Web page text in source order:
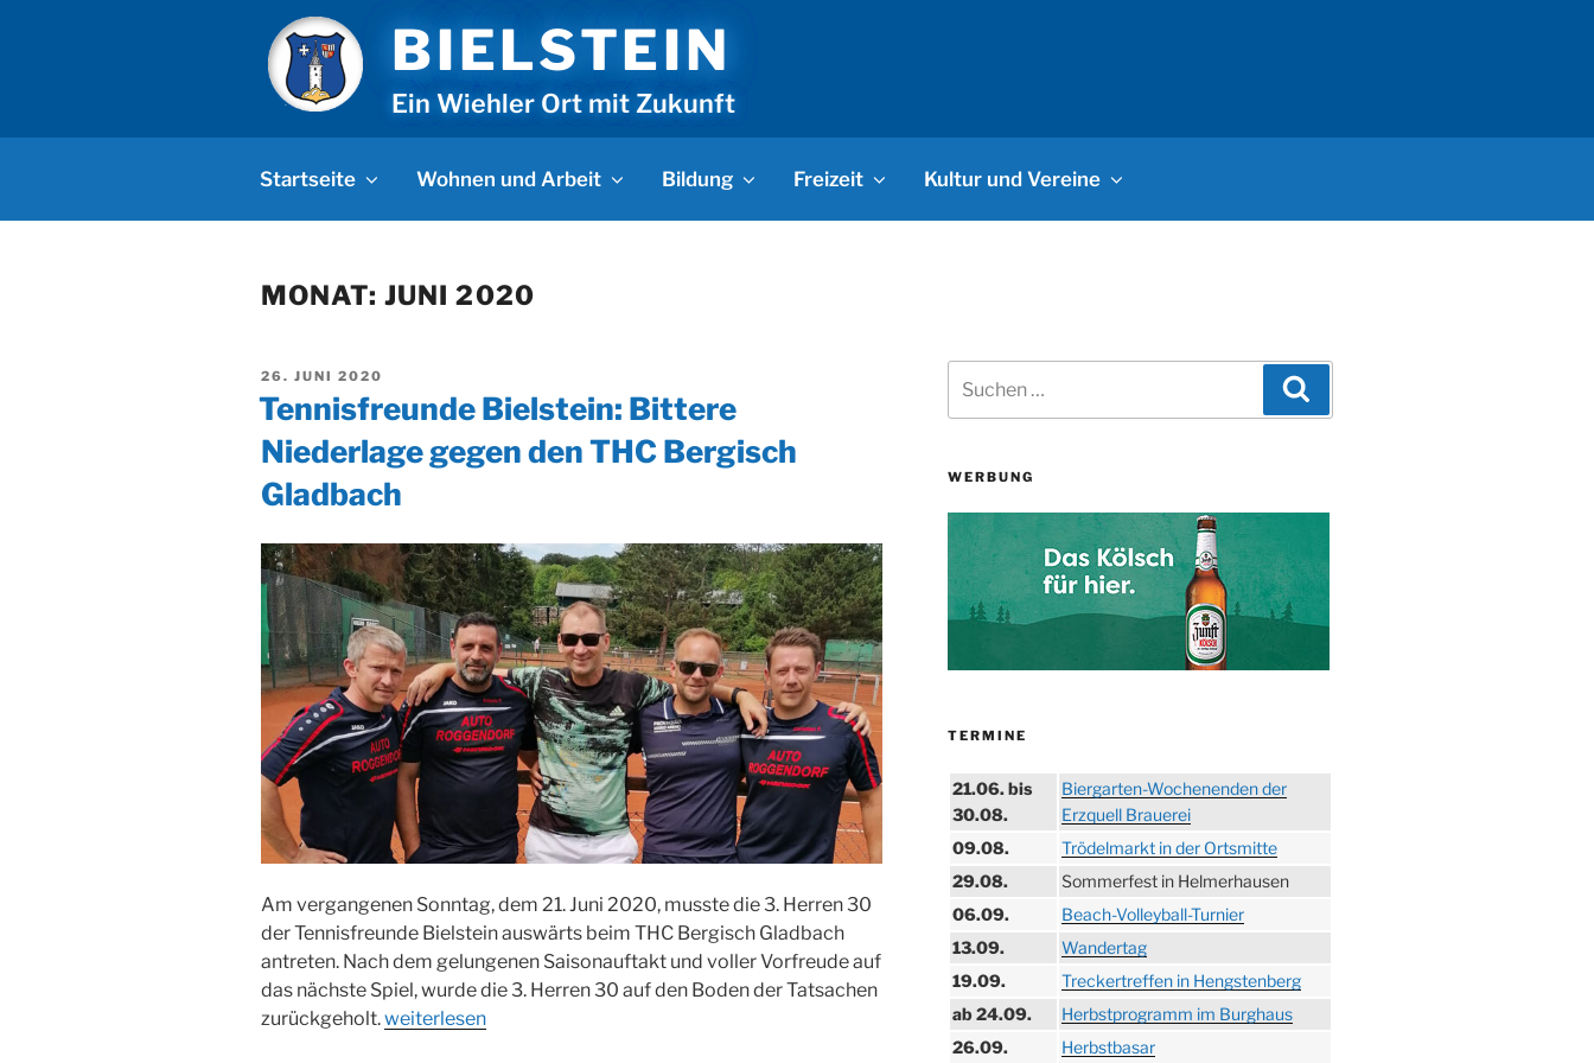
BIELSTEIN
Ein Wiehler Ort mit Zukunft
Startseite Wohnen und Arbeit Bildung Freizeit Kultur und Vereine
MONAT: JUNI 2020
VERÖFFENTLICHT
AM
26. JUNI 2020
Tennisfreunde Bielstein: Bittere
Niederlage gegen den THC Bergisch
Gladbach
Am vergangenen Sonntag, dem 21. Juni 2020, musste die 3. Herren 30
der Tennisfreunde Bielstein auswärts beim THC Bergisch Gladbach
antreten. Nach dem gelungenen Saisonauftakt und voller Vorfreude auf
das nächste Spiel, wurde die 3. Herren 30 auf den Boden der Tatsachen
zurückgeholt.„Tennisfreunde
weiterlesen
nach:
WERBUNG
TERMINE
21.06. bis
30.08.
Biergarten-Wochenenden der
Erzquell Brauerei
09.08.
Trödelmarkt in der Ortsmitte
29.08.
Sommerfest in Helmerhausen
06.09.
Beach-Volleyball-Turnier
13.09.
Wandertag
19.09.
Treckertreffen in Hengstenberg
ab 24.09.
Herbstprogramm im Burghaus
26.09.
Herbstbasar